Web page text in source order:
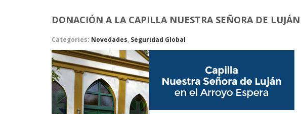
DONACIÓN A LA CAPILLA NUESTRA SEÑORA DE LUJÁN
Categories: Novedades, Seguridad Global